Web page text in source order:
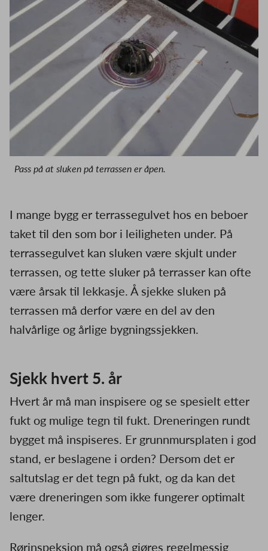
Pass på at sluken på terrassen er åpen.
I mange bygg er terrassegulvet hos en beboer
taket til den som bor i leiligheten under. På
terrassegulvet kan sluken være skjult under
terrassen, og tette sluker på terrasser kan ofte
være årsak til lekkasje. Å sjekke sluken på
terrassen må derfor være en del av den
halvårlige og årlige bygningssjekken.
Sjekk hvert 5. år
Hvert år må man inspisere og se spesielt etter
fukt og mulige tegn til fukt. Dreneringen rundt
bygget må inspiseres. Er grunnmursplaten i god
stand, er beslagene i orden? Dersom det er
saltutslag er det tegn på fukt, og da kan det
være dreneringen som ikke fungerer optimalt
lenger.
Rørinspeksjon må også gjøres regelmessig